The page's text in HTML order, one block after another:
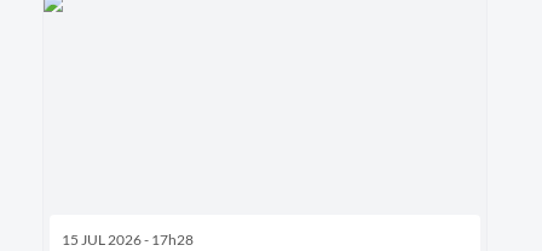
15 JUL 2026 - 17h28